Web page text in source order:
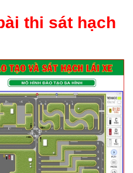
thi sát hạch